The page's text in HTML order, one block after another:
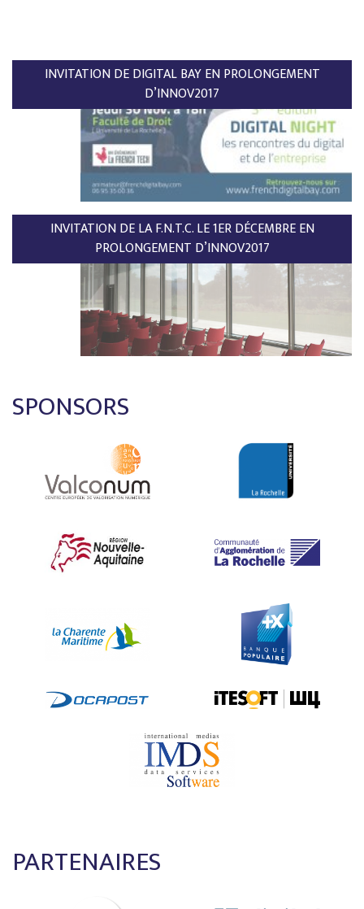
INVITATION DE DIGITAL BAY EN PROLONGEMENT
D’INNOV2017
INVITATION DE LA F.N.T.C. LE 1ER DÉCEMBRE EN
PROLONGEMENT D’INNOV2017
SPONSORS
PARTENAIRES